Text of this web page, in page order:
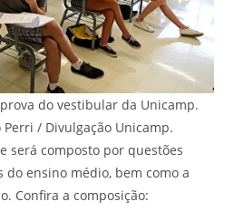
do vestibular da Unicamp.
/ Divulgação Unicamp.
será composto por questões
ensino médio, bem como a
Confira a composição: